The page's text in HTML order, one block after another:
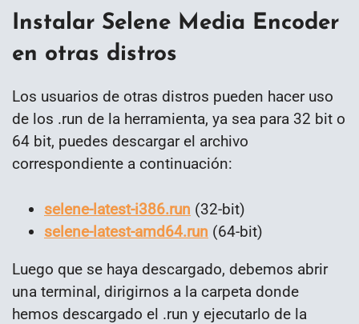
Instalar Selene Media Encoder
en otras distros
Los usuarios de otras distros pueden hacer uso
de los .run de la herramienta, ya sea para 32 bit o
64 bit, puedes descargar el archivo
correspondiente a continuación:
selene-latest-i386.run (32-bit)
selene-latest-amd64.run (64-bit)
Luego que se haya descargado, debemos abrir
una terminal, dirigirnos a la carpeta donde
hemos descargado el .run y ejecutarlo de la